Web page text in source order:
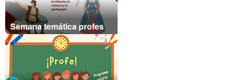
Semana temática profes